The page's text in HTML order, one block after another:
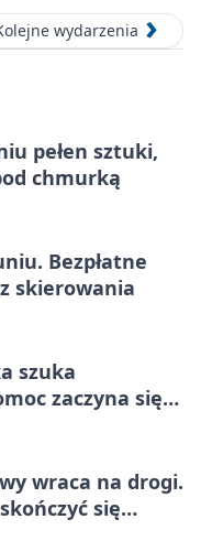
wydarzenia
pełen sztuki,
chmurką
Bezpłatne
skierowania
szuka
zaczyna się
wraca na drogi.
się